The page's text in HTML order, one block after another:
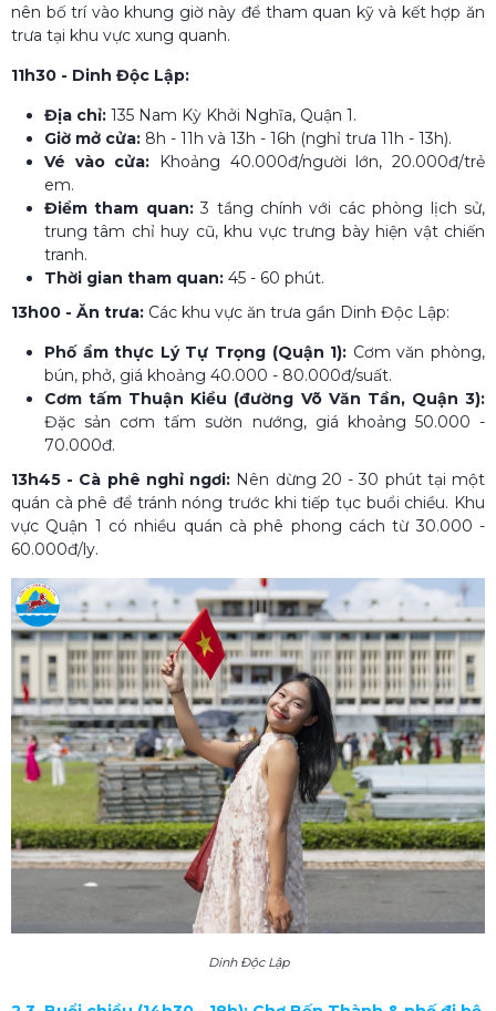
nên bố trí vào khung giờ này để tham quan kỹ và kết hợp ăn
trưa tại khu vực xung quanh.
11h30 - Dinh Độc Lập:
Địa chỉ: 135 Nam Kỳ Khởi Nghĩa, Quận 1.
Giờ mở cửa: 8h - 11h và 13h - 16h (nghỉ trưa 11h - 13h).
Vé vào cửa:
Khoảng 40.000đ/người lớn, 20.000đ/trẻ
em.
Điểm tham quan:3 tầng chính với các phòng lịch sử,
trung tâm chỉ huy cũ, khu vực trưng bày hiện vật chiến
tranh.
Thời gian tham quan: 45 - 60 phút.
13h00 - Ăn trưa: Các khu vực ăn trưa gần Dinh Độc Lập:
Phố ẩm thực Lý Tự Trọng (Quận 1): Cơm văn phòng,
bún, phở, giá khoảng 40.000 - 80.000đ/suất.
Cơm tấm Thuận Kiều (đường Võ Văn Tần, Quận 3):
Đặc sản cơm tấm sườn nướng, giá khoảng 50.000 -
70.000đ.
13h45 - Cà phê nghỉ ngơi: Nên dừng 20 - 30 phút tại một
quán cà phê để tránh nóng trước khi tiếp tục buổi chiều. Khu
vực Quận 1 có nhiều quán cà phê phong cách từ 30.000 -
60.000đ/ly.
Dinh Độc Lập